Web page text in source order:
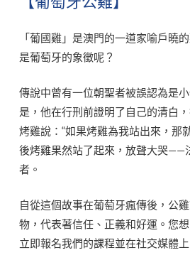
「葡國雞」是澳門的一道家喻戶曉
是葡萄牙的象徵呢？
傳說中曾有一位朝聖者被誤認為是
是，他在行刑前證明了自己的清白
烤雞說：“如果烤雞為我站出來，那
後烤雞果然站了起來，放聲大哭——
者。
自從這個故事在葡萄牙瘋傳後，公
物，代表著信任、正義和好運。您
立即報名我們的課程並在社交媒體上